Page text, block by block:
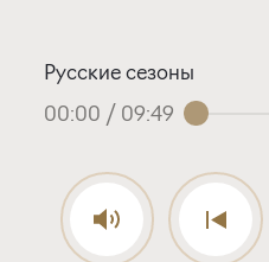
Русские сезоны
00:00 / 09:49